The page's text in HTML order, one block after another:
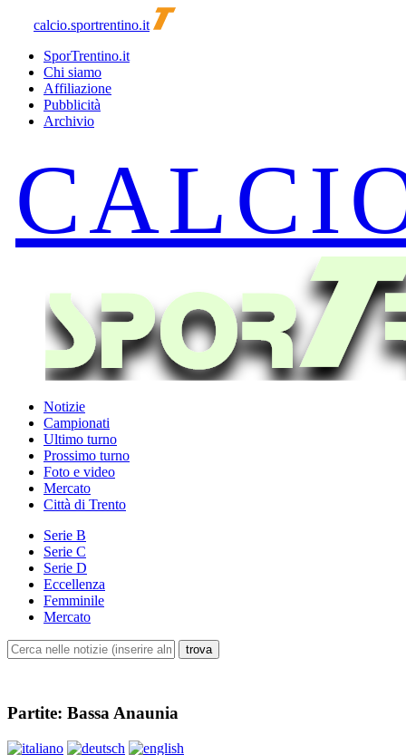
calcio.sportrentino.it
SporTrentino.it
Chi siamo
Affiliazione
Pubblicità
Archivio
Notizie
Campionati
Ultimo turno
Prossimo turno
Foto e video
Mercato
Città di Trento
Serie B
Serie C
Serie D
Eccellenza
Femminile
Mercato
Partite: Bassa Anaunia